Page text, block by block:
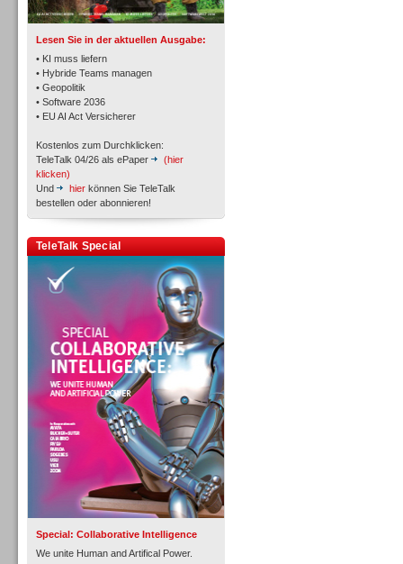
Lesen Sie in der aktuellen Ausgabe:
• KI muss liefern
• Hybride Teams managen
• Geopolitik
• Software 2036
• EU AI Act Versicherer
Kostenlos zum Durchklicken:
TeleTalk 04/26 als ePaper
(hier
klicken)
Und
hier können Sie TeleTalk
bestellen oder abonnieren!
TeleTalk Special
Special: Collaborative Intelligence
We unite Human and Artifical Power.
Workforce-Management
Personal
Inbound